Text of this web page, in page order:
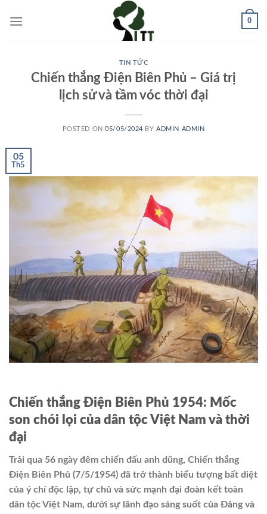
0
TIN TỨC
Chiến thắng Điện Biên Phủ – Giá trị
lịch sử và tầm vóc thời đại
POSTED ON05/05/2024 BYADMIN ADMIN
05
Th5
Chiến thắng Điện Biên Phủ 1954: Mốc
son chói lọi của dân tộc Việt Nam và thời
đại
Trải qua 56 ngày đêm chiến đấu anh dũng, Chiến thắng
Điện Biên Phủ (7/5/1954) đã trở thành biểu tượng bất diệt
của ý chí độc lập, tự chủ và sức mạnh đại đoàn kết toàn
dân tộc Việt Nam, dưới sự lãnh đạo sáng suốt của Đảng và